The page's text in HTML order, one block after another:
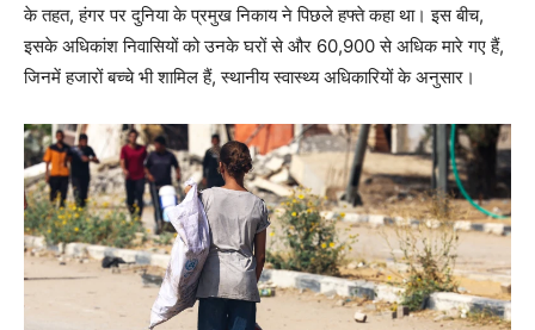
के तहत, हंगर पर दुनिया के प्रमुख निकाय ने पिछले हफ्ते कहा था। इस बीच,
इसके अधिकांश निवासियों को उनके घरों से और 60,900 से अधिक मारे गए हैं,
जिनमें हजारों बच्चे भी शामिल हैं, स्थानीय स्वास्थ्य अधिकारियों के अनुसार।